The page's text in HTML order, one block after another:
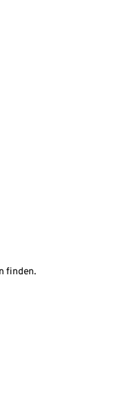
finden.